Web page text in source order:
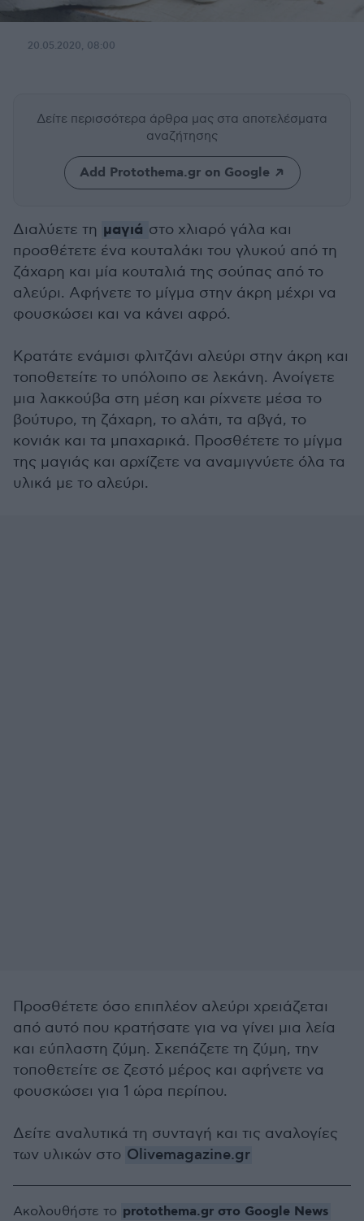
20.05.2020, 08:00
Δείτε περισσότερα άρθρα μας στα αποτελέσματα
αναζήτησης
Add Protothema.gr on Google
Διαλύετε τη μαγιά στο χλιαρό γάλα και
προσθέτετε ένα κουταλάκι του γλυκού από τη
ζάχαρη και μία κουταλιά της σούπας από το
αλεύρι. Αφήνετε το μίγμα στην άκρη μέχρι να
φουσκώσει και να κάνει αφρό.
Κρατάτε ενάμισι φλιτζάνι αλεύρι στην άκρη και
τοποθετείτε το υπόλοιπο σε λεκάνη. Ανοίγετε
μια λακκούβα στη μέση και ρίχνετε μέσα το
βούτυρο, τη ζάχαρη, το αλάτι, τα αβγά, το
κονιάκ και τα μπαχαρικά. Προσθέτετε το μίγμα
της μαγιάς και αρχίζετε να αναμιγνύετε όλα τα
υλικά με το αλεύρι.
Προσθέτετε όσο επιπλέον αλεύρι χρειάζεται
από αυτό που κρατήσατε για να γίνει μια λεία
και εύπλαστη ζύμη. Σκεπάζετε τη ζύμη, την
τοποθετείτε σε ζεστό μέρος και αφήνετε να
φουσκώσει για 1 ώρα περίπου.
Δείτε αναλυτικά τη συνταγή και τις αναλογίες
των υλικών στο Olivemagazine.gr
Ακολουθήστε το protothema.gr στο Google News